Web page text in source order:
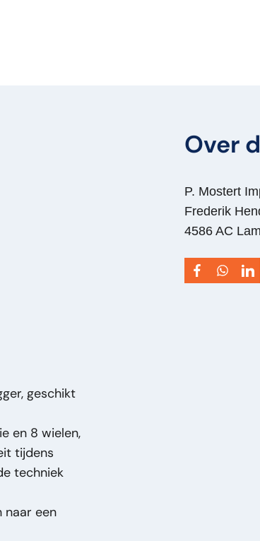
geschikt
en 8 wielen,
tijdens
techniek
naar een
Over
P. Mostert
Frederik
4586 AC